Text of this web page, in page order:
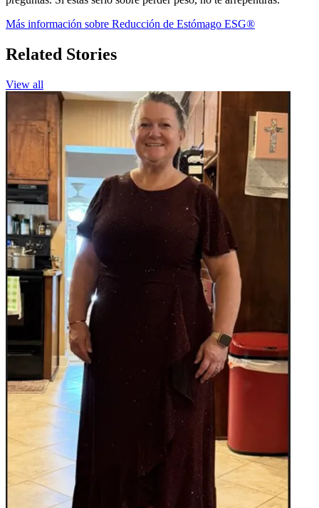
Más información sobre Reducción de Estómago ESG®
Related Stories
View all